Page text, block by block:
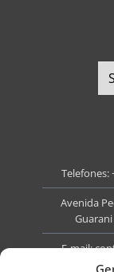
Telefones:
Avenida
Guarani
E-mail: